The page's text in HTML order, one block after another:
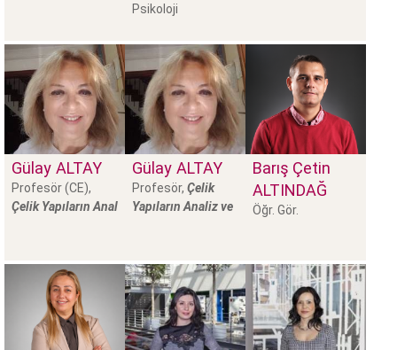
Psikoloji
Gülay ALTAY
Profesör (CE),
Çelik Yapıların Anal
Gülay ALTAY
Profesör, Çelik
Yapıların Analiz ve
Barış Çetin
ALTINDAĞ
Öğr. Gör.